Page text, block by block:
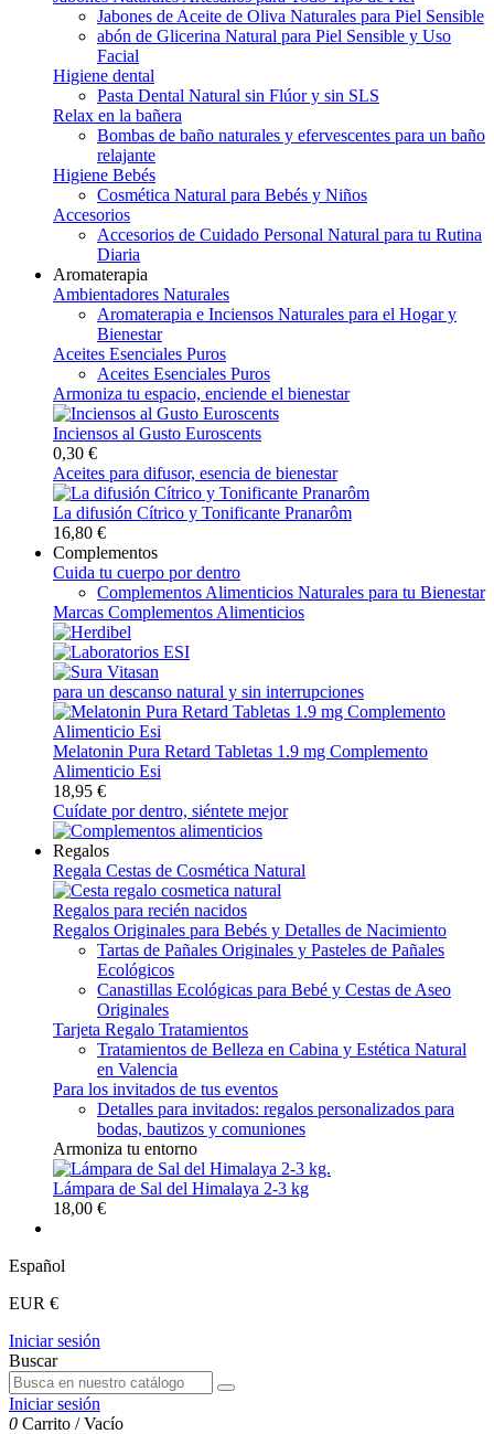
Jabones de Aceite de Oliva Naturales para Piel Sensible
abón de Glicerina Natural para Piel Sensible y Uso
Facial
Higiene dental
Pasta Dental Natural sin Flúor y sin SLS
Relax en la bañera
Bombas de baño naturales y efervescentes para un baño
relajante
Higiene Bebés
Cosmética Natural para Bebés y Niños
Accesorios
Accesorios de Cuidado Personal Natural para tu Rutina
Diaria
Aromaterapia
Ambientadores Naturales
Aromaterapia e Inciensos Naturales para el Hogar y
Bienestar
Aceites Esenciales Puros
Aceites Esenciales Puros
Armoniza tu espacio, enciende el bienestar
Inciensos al Gusto Euroscents
0,30 €
Aceites para difusor, esencia de bienestar
La difusión Cítrico y Tonificante Pranarôm
16,80 €
Complementos
Cuida tu cuerpo por dentro
Complementos Alimenticios Naturales para tu Bienestar
Marcas Complementos Alimenticios
para un descanso natural y sin interrupciones
Melatonin Pura Retard Tabletas 1.9 mg Complemento
Alimenticio Esi
18,95 €
Cuídate por dentro, siéntete mejor
Regalos
Regala Cestas de Cosmética Natural
Regalos para recién nacidos
Regalos Originales para Bebés y Detalles de Nacimiento
Tartas de Pañales Originales y Pasteles de Pañales
Ecológicos
Canastillas Ecológicas para Bebé y Cestas de Aseo
Originales
Tarjeta Regalo Tratamientos
Tratamientos de Belleza en Cabina y Estética Natural
en Valencia
Para los invitados de tus eventos
Detalles para invitados: regalos personalizados para
bodas, bautizos y comuniones
Armoniza tu entorno
Lámpara de Sal del Himalaya 2-3 kg
18,00 €
Español
EUR €
Iniciar sesión
Buscar
Iniciar sesión
0 Carrito /Vacío